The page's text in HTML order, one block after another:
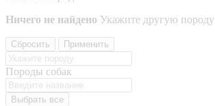
Ничего не найдено Укажите другую породу
Сбросить Применить
Породы собак
Выбрать все